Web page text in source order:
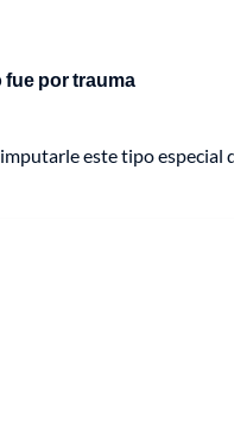
fue por trauma
este tipo especial